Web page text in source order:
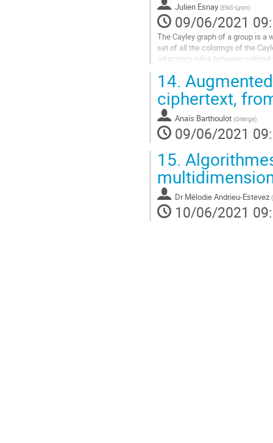
Julien Esnay (ENS-Lyon)
09/06/2021
The Cayley graph of a group is a
set of all the colorings of the
adjacency rules between
Aller
à
la
page
de
la
contribution
14.
ciphertext,
Anaïs Barthoulot (Orange)
09/06/2021
15.
Dr Mélodie Andrieu-Estevez (
10/06/2021